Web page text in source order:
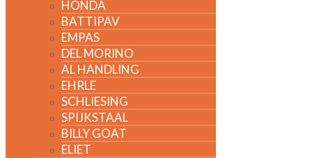
HONDA
BATTIPAV
EMPAS
DEL MORINO
AL HANDLING
EHRLE
SCHLIESING
SPIJKSTAAL
BILLY GOAT
ELIET